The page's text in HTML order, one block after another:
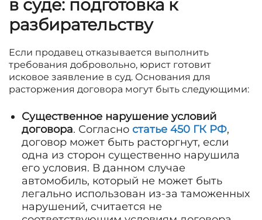
в суде: подготовка к
разбирательству
Если продавец отказывается выполнить
требования добровольно, юрист готовит
исковое заявление в суд. Основания для
расторжения договора могут быть следующими:
Существенное нарушение условий
договора. Согласно статье 450 ГК РФ,
договор может быть расторгнут, если
одна из сторон существенно нарушила
его условия. В данном случае
автомобиль, который не может быть
легально использован из-за таможенных
нарушений, считается не